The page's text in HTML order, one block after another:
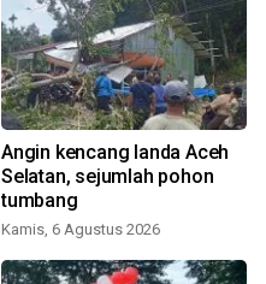
Angin kencang landa Aceh
Selatan, sejumlah pohon
tumbang
Kamis, 6 Agustus 2026